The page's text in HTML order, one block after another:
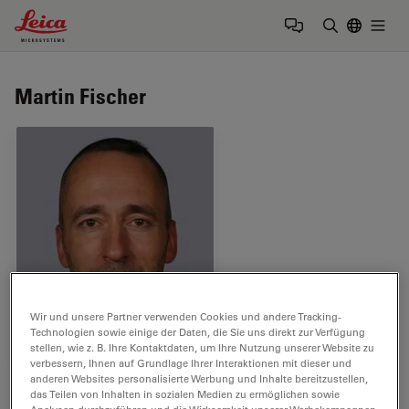
Leica Microsystems Logo
Martin Fischer
Tags
Wir und unsere Partner verwenden Cookies und andere Tracking-
Technologien sowie einige der Daten, die Sie uns direkt zur Verfügung
stellen, wie z. B. Ihre Kontaktdaten, um Ihre Nutzung unserer Website zu
verbessern, Ihnen auf Grundlage Ihrer Interaktionen mit dieser und
anderen Websites personalisierte Werbung und Inhalte bereitzustellen,
das Teilen von Inhalten in sozialen Medien zu ermöglichen sowie